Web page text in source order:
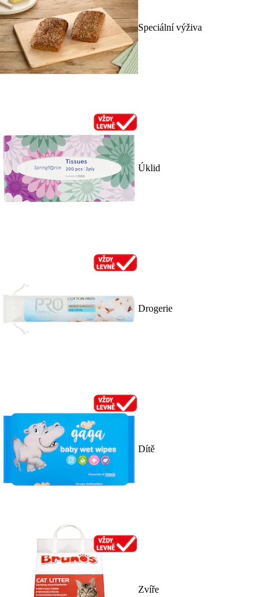
Speciální výživa
Úklid
Drogerie
Dítě
Zvíře